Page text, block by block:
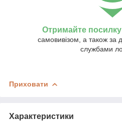
Отримайте посилку
самовивізом, а також за
службами
Приховати
Характеристики